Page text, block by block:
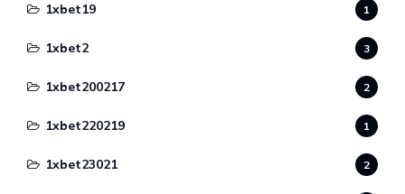
1xbet19 1
1xbet2 3
1xbet200217 2
1xbet220219 1
1xbet23021 2